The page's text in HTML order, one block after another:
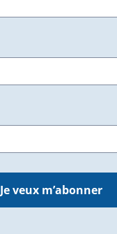
Je veux m’abonner